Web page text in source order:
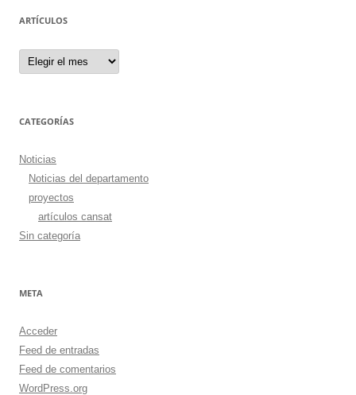
ARTÍCULOS
Artículos
CATEGORÍAS
Noticias
Noticias del departamento
proyectos
artículos cansat
Sin categoría
META
Acceder
Feed de entradas
Feed de comentarios
WordPress.org